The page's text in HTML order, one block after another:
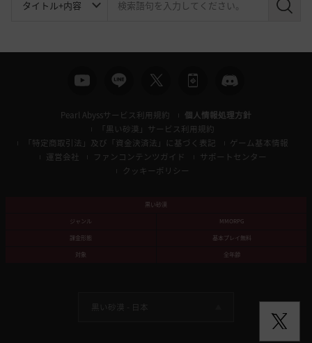
検
Pearl Abyssサービス利用規約
個人情報処理方針
「黒い砂漠」サービス利用規約
「特定商取引法」及び「資金決済法」に基づく表記
ゲーム基本情報
運営会社
ファンコンテンツガイド
サポートセンター
クッキーポリシー
黒い砂漠
ジャンル
MMORPG
課金形態
基本プレイ無料
対象
全年齢
黒い砂漠 - 日本